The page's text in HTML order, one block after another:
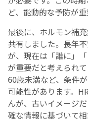
ど、能動的な予防が重
最後に、ホルモン補
共有しました。長年
が、現在は「誰に」
が重要だと考えられ
60歳未満など、条件
可能性があります。
んが、古いイメージ
確な情報に基づいて相